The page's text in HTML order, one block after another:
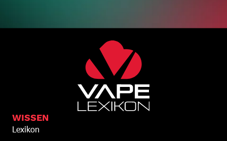
WISSEN
Lexikon